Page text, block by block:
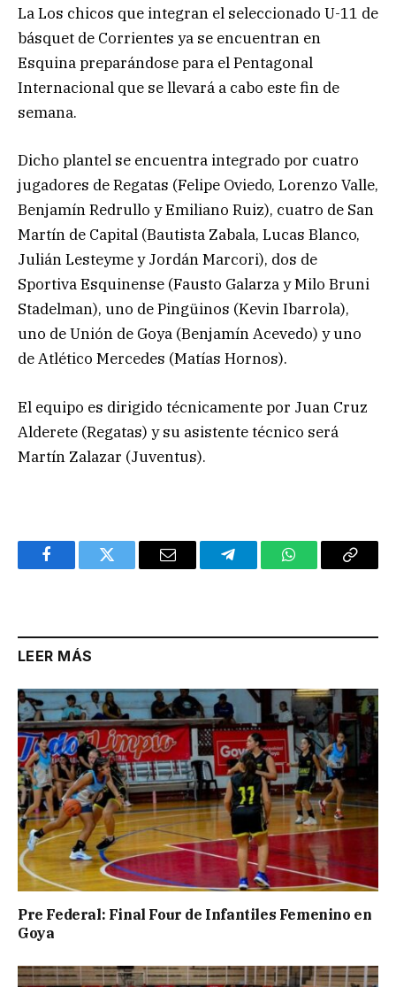
La Los chicos que integran el seleccionado U-11 de
básquet de Corrientes ya se encuentran en
Esquina preparándose para el Pentagonal
Internacional que se llevará a cabo este fin de
semana.
Dicho plantel se encuentra integrado por cuatro
jugadores de Regatas (Felipe Oviedo, Lorenzo Valle,
Benjamín Redrullo y Emiliano Ruiz), cuatro de San
Martín de Capital (Bautista Zabala, Lucas Blanco,
Julián Lesteyme y Jordán Marcori), dos de
Sportiva Esquinense (Fausto Galarza y Milo Bruni
Stadelman), uno de Pingüinos (Kevin Ibarrola),
uno de Unión de Goya (Benjamín Acevedo) y uno
de Atlético Mercedes (Matías Hornos).
El equipo es dirigido técnicamente por Juan Cruz
Alderete (Regatas) y su asistente técnico será
Martín Zalazar (Juventus).
FacebookTwitter Email TelegramWhatsAppCopy
LEER MÁS
Pre Federal: Final Four de Infantiles Femenino en
Goya